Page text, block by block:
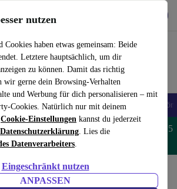
nutzen
Cookies haben etwas gemeinsam: Beide
Letztere hauptsächlich, um dir
zu können. Damit das richtig
gerne dein Browsing-Verhalten
und Werbung für dich personalisieren – mit
Cookies. Natürlich nur mit deinem
Cookie-Einstellungen kannst du jederzeit
Datenschutzerklärung. Lies die
Datenverarbeiters.
Eingeschränkt nutzen
ANPASSEN
einfach nutzen
Laptops Tablets Smartwatches Zubehör
MacBooks und iPads – Code: MACPAD5
HP Laptops